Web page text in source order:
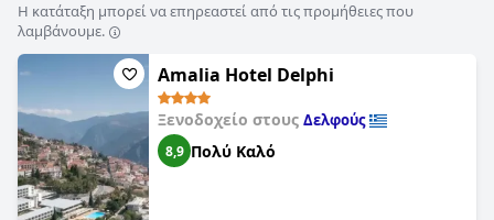
Η κατάταξη μπορεί να επηρεαστεί από τις προμήθειες που
λαμβάνουμε.
Amalia Hotel Delphi
Ξενοδοχείο στους Δελφούς
8,9 Πολύ Καλό